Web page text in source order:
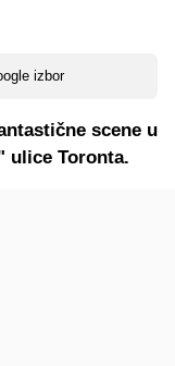
izbor
scene u
ulice Toronta.